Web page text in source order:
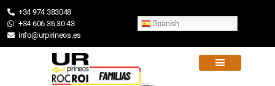
+34 974 383048
+34 606 36 30 43
info@urpirineos.es
Spanish